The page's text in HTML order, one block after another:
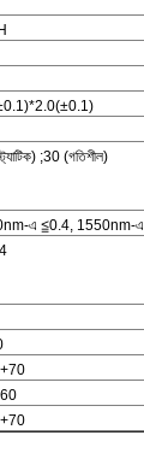
;30 (গতিশীল)
এ ≦0.4, 1550nm-